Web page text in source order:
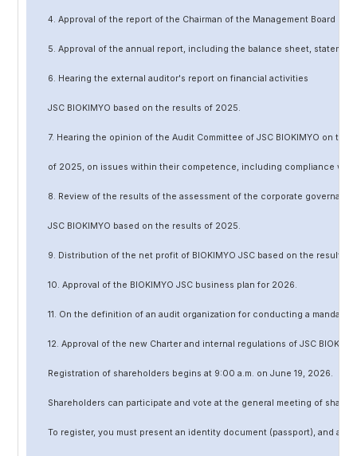
4. Approval of the report of the Chairman of the Management Board
5. Approval of the annual report, including the balance sheet,
6. Hearing the external auditor's report on financial activities
JSC BIOKIMYO based on the results of 2025.
7. Hearing the opinion of the Audit Committee of JSC BIOKIMYO on the
of 2025, on issues within their competence, including compliance
8. Review of the results of the assessment of the corporate
JSC BIOKIMYO based on the results of 2025.
9. Distribution of the net profit of BIOKIMYO JSC based on the results
10. Approval of the BIOKIMYO JSC business plan for 2026.
11. On the definition of an audit organization for conducting a
12. Approval of the new Charter and internal regulations of JSC
Registration of shareholders begins at 9:00 a.m. on June 19, 2026.
Shareholders can participate and vote at the general meeting of
To register, you must present an identity document (passport), and a